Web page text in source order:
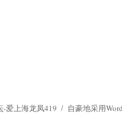
-爱上海龙凤419 自豪地采用